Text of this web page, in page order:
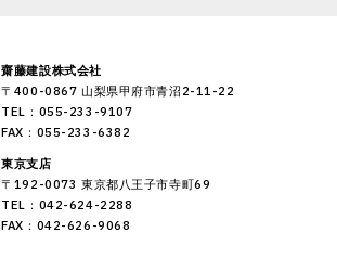
齋藤建設株式会社
〒400-0867 山梨県甲府市青沼2-11-22
TEL：055-233-9107
FAX：055-233-6382
東京支店
〒192-0073 東京都八王子市寺町69
TEL：042-624-2288
FAX：042-626-9068